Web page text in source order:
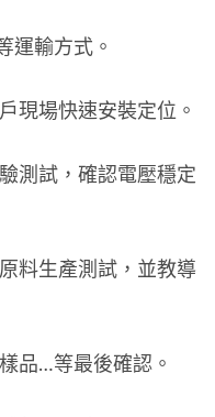
運輸方式。
現場快速安裝定位。
測試，確認電壓穩定
料生產測試，並教導
品…等最後確認。